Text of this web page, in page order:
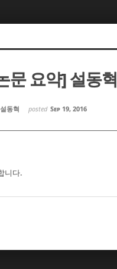
문 요약] 설동혁
설동혁 posted Sep 19, 2016
니다.